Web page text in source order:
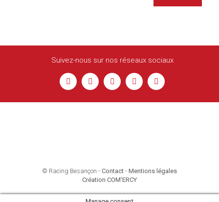
Suivez-nous sur nos réseaux sociaux
© Racing Besançon - Contact - Mentions légales
Création COM'ERCY